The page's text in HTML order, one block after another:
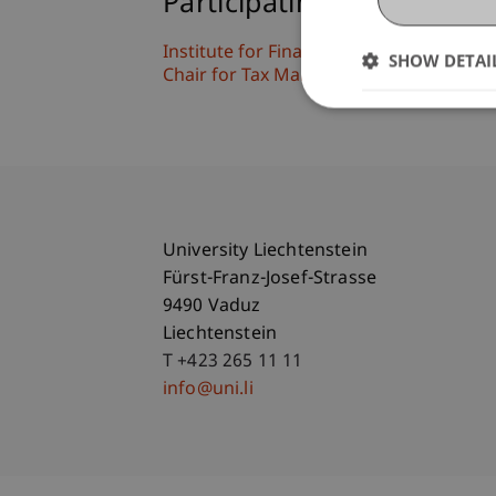
Institute for Financial Services
Chair for Tax Management and the
University Liechtenstein
Fürst-Franz-Josef-Strasse
9490 Vaduz
Liechtenstein
T +423 265 11 11
info@uni.li
SHOW